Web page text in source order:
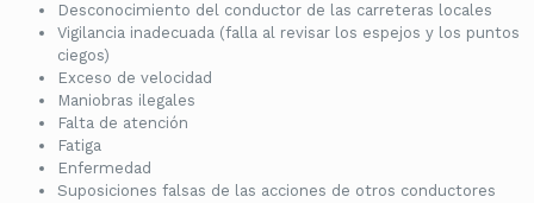
Desconocimiento del conductor de las carreteras locales
Vigilancia inadecuada (falla al revisar los espejos y los puntos
ciegos)
Exceso de velocidad
Maniobras ilegales
Falta de atención
Fatiga
Enfermedad
Suposiciones falsas de las acciones de otros conductores